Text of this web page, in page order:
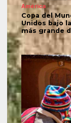
América
Copa del
Unidos bajo
más grande